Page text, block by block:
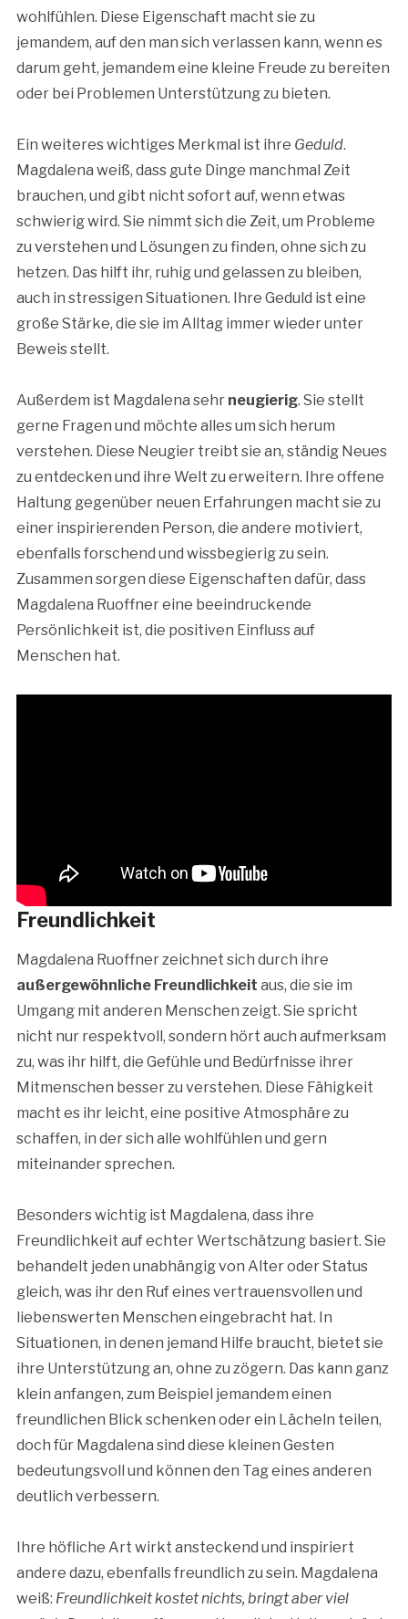
wohlfühlen. Diese Eigenschaft macht sie zu
jemandem, auf den man sich verlassen kann, wenn es
darum geht, jemandem eine kleine Freude zu bereiten
oder bei Problemen Unterstützung zu bieten.
Ein weiteres wichtiges Merkmal ist ihre Geduld.
Magdalena weiß, dass gute Dinge manchmal Zeit
brauchen, und gibt nicht sofort auf, wenn etwas
schwierig wird. Sie nimmt sich die Zeit, um Probleme
zu verstehen und Lösungen zu finden, ohne sich zu
hetzen. Das hilft ihr, ruhig und gelassen zu bleiben,
auch in stressigen Situationen. Ihre Geduld ist eine
große Stärke, die sie im Alltag immer wieder unter
Beweis stellt.
Außerdem ist Magdalena sehr neugierig. Sie stellt
gerne Fragen und möchte alles um sich herum
verstehen. Diese Neugier treibt sie an, ständig Neues
zu entdecken und ihre Welt zu erweitern. Ihre offene
Haltung gegenüber neuen Erfahrungen macht sie zu
einer inspirierenden Person, die andere motiviert,
ebenfalls forschend und wissbegierig zu sein.
Zusammen sorgen diese Eigenschaften dafür, dass
Magdalena Ruoffner eine beeindruckende
Persönlichkeit ist, die positiven Einfluss auf
Menschen hat.
Freundlichkeit
Magdalena Ruoffner zeichnet sich durch ihre
außergewöhnliche Freundlichkeit aus, die sie im
Umgang mit anderen Menschen zeigt. Sie spricht
nicht nur respektvoll, sondern hört auch aufmerksam
zu, was ihr hilft, die Gefühle und Bedürfnisse ihrer
Mitmenschen besser zu verstehen. Diese Fähigkeit
macht es ihr leicht, eine positive Atmosphäre zu
schaffen, in der sich alle wohlfühlen und gern
miteinander sprechen.
Besonders wichtig ist Magdalena, dass ihre
Freundlichkeit auf echter Wertschätzung basiert. Sie
behandelt jeden unabhängig von Alter oder Status
gleich, was ihr den Ruf eines vertrauensvollen und
liebenswerten Menschen eingebracht hat. In
Situationen, in denen jemand Hilfe braucht, bietet sie
ihre Unterstützung an, ohne zu zögern. Das kann ganz
klein anfangen, zum Beispiel jemandem einen
freundlichen Blick schenken oder ein Lächeln teilen,
doch für Magdalena sind diese kleinen Gesten
bedeutungsvoll und können den Tag eines anderen
deutlich verbessern.
Ihre höfliche Art wirkt ansteckend und inspiriert
andere dazu, ebenfalls freundlich zu sein. Magdalena
weiß: Freundlichkeit kostet nichts, bringt aber viel